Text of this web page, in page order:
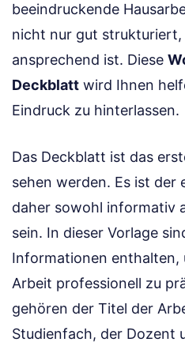
beeindruckende
nicht nur gut
ansprechend ist. Diese
Deckblatt wird Ihnen
Eindruck zu hinterlassen.
Das Deckblatt ist das
sehen werden. Es ist der
daher sowohl informativ
sein. In dieser Vorlage
Informationen enthalten,
Arbeit professionell zu
gehören der Titel der
Studienfach, der Dozent